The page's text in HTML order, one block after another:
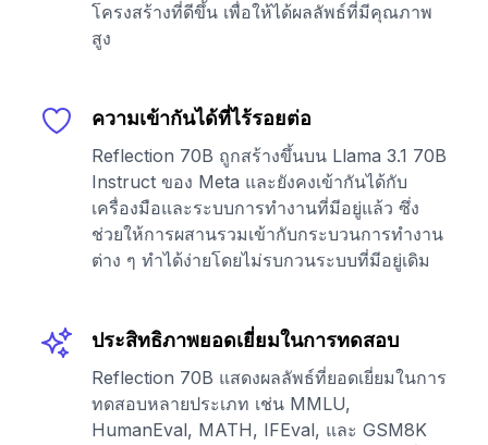
โครงสร้างที่ดีขึ้น เพื่อให้ได้ผลลัพธ์ที่มีคุณภาพ
สูง
ความเข้ากันได้ที่ไร้รอยต่อ
Reflection 70B ถูกสร้างขึ้นบน Llama 3.1 70B
Instruct ของ Meta และยังคงเข้ากันได้กับ
เครื่องมือและระบบการทำงานที่มีอยู่แล้ว ซึ่ง
ช่วยให้การผสานรวมเข้ากับกระบวนการทำงาน
ต่าง ๆ ทำได้ง่ายโดยไม่รบกวนระบบที่มีอยู่เดิม
ประสิทธิภาพยอดเยี่ยมในการทดสอบ
Reflection 70B แสดงผลลัพธ์ที่ยอดเยี่ยมในการ
ทดสอบหลายประเภท เช่น MMLU,
HumanEval, MATH, IFEval, และ GSM8K